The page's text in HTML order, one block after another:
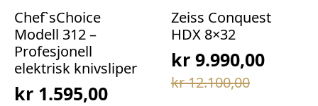
Chef`sChoice
Modell 312 –
Profesjonell
elektrisk knivsliper
kr 1.595,00
Zeiss Conquest
HDX 8×32
kr12.100,00
Opprinnelig
kr9.990,00
Nåværende